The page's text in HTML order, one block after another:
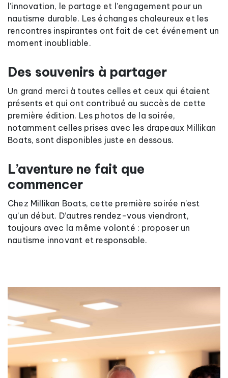
l’innovation, le partage et l’engagement pour un
nautisme durable. Les échanges chaleureux et les
rencontres inspirantes ont fait de cet événement un
moment inoubliable.
Des souvenirs à partager
Un grand merci à toutes celles et ceux qui étaient
présents et qui ont contribué au succès de cette
première édition. Les photos de la soirée,
notamment celles prises avec les drapeaux Millikan
Boats, sont disponibles juste en dessous.
L’aventure ne fait que
commencer
Chez Millikan Boats, cette première soirée n’est
qu’un début. D’autres rendez-vous viendront,
toujours avec la même volonté : proposer un
nautisme innovant et responsable.